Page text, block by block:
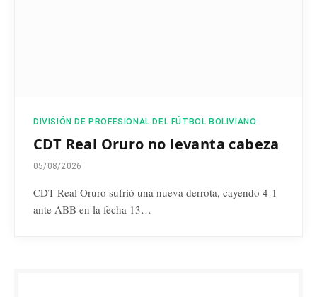
DIVISIÓN DE PROFESIONAL DEL FÚTBOL BOLIVIANO
CDT Real Oruro no levanta cabeza
05/08/2026
CDT Real Oruro sufrió una nueva derrota, cayendo 4-1
ante ABB en la fecha 13…